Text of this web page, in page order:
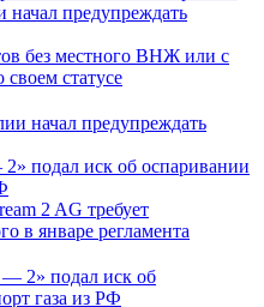
предупреждать
без местного ВНЖ или с
статусе
подал иск об оспаривании
2 AG требует
в январе регламента